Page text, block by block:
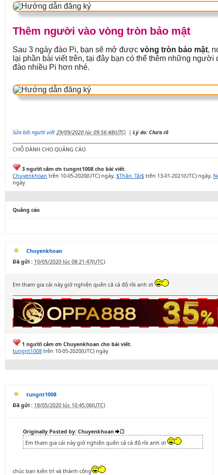
Thêm người vào vòng tròn bảo mật
Sau 3 ngày đào Pi, bạn sẽ mở được vòng tròn bảo mật,
lại phần bài viết trên, tại đây bạn có thể thêm những người
đào nhiều Pi hơn nhé.
Sửa bởi người viết 29/09/2020 lúc 09:56:48(UTC) | Lý do: Chưa rõ
CHỖ DÀNH CHO QUẢNG CÁO
3 người cảm ơn tungnt1008 cho bài viết.
Chuyenkhoan trên 10-05-2020(UTC) ngày, $Thần_Tài$ trên 13-01-2021(UTC) ngày,
ngày
Quảng cáo
Chuyenkhoan
Đã gửi : 10/05/2020 lúc 08:21:47(UTC)
Em tham gia cái này giờ nghiện quên cả cá độ rồi anh ơi
1 người cảm ơn Chuyenkhoan cho bài viết.
tungnt1008 trên 10-05-2020(UTC) ngày
tungnt1008
Đã gửi : 18/05/2020 lúc 10:45:06(UTC)
Originally Posted by: Chuyenkhoan
Em tham gia cái này giờ nghiện quên cả cá độ rồi anh ơi
chúc bạn kiên trì và thành công